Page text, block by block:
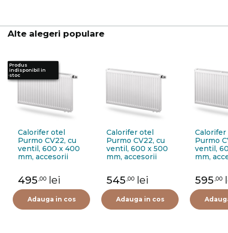
Alte alegeri populare
Calorifer otel
Purmo CV22, cu
ventil, 600 x 400
mm, accesorii
495 ,00 lei
Adauga in cos
Calorifer otel
Purmo CV22, cu
ventil, 600 x 500
mm, accesorii
545 ,00 lei
Adauga in cos
Purmo
ventil,
mm,
595 ,00
Produs
indisponibil in
stoc
Produs
indisponibil in
stoc
Produs
indisponibil in
stoc
Produs
indisponibil in
stoc